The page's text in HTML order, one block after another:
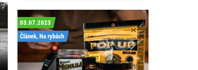
03.07.2023
Článek, Na rybách